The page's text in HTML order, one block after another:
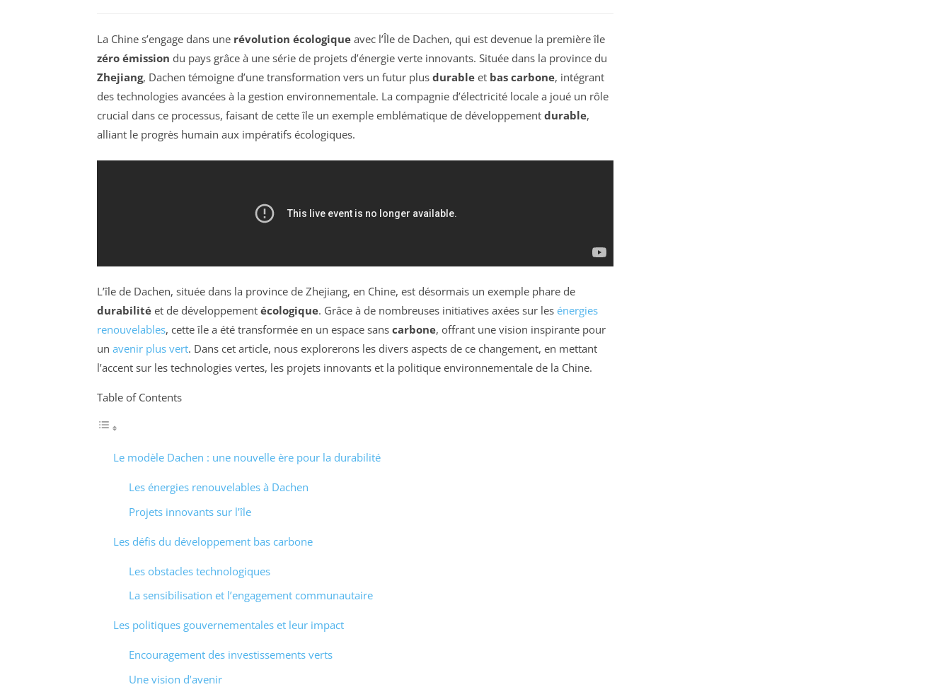
La Chine s’engage dans une révolution écologique avec l’Île de Dachen, qui est devenue la première île
zéro émission du pays grâce à une série de projets d’énergie verte innovants. Située dans la province du
Zhejiang, Dachen témoigne d’une transformation vers un futur plus durable et bas carbone, intégrant
des technologies avancées à la gestion environnementale. La compagnie d’électricité locale a joué un rôle
crucial dans ce processus, faisant de cette île un exemple emblématique de développement durable,
alliant le progrès humain aux impératifs écologiques.
L’île de Dachen, située dans la province de Zhejiang, en Chine, est désormais un exemple phare de
durabilité et de développement écologique. Grâce à de nombreuses initiatives axées sur les énergies
renouvelables, cette île a été transformée en un espace sans carbone, offrant une vision inspirante pour
un avenir plus vert. Dans cet article, nous explorerons les divers aspects de ce changement, en mettant
l’accent sur les technologies vertes, les projets innovants et la politique environnementale de la Chine.
Table of Contents
Le modèle Dachen : une nouvelle ère pour la durabilité
Les énergies renouvelables à Dachen
Projets innovants sur l’île
Les défis du développement bas carbone
Les obstacles technologiques
La sensibilisation et l’engagement communautaire
Les politiques gouvernementales et leur impact
Encouragement des investissements verts
Une vision d’avenir